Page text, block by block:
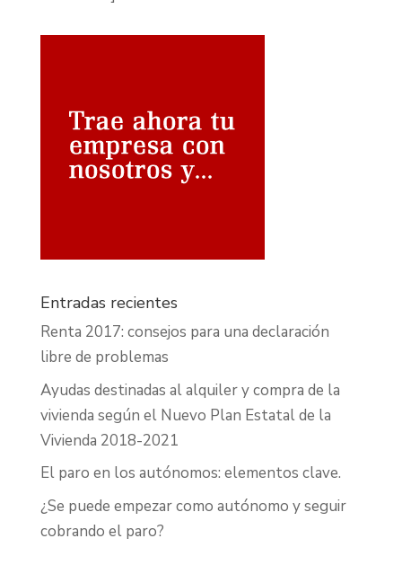
Entradas recientes
Renta 2017: consejos para una declaración
libre de problemas
Ayudas destinadas al alquiler y compra de la
vivienda según el Nuevo Plan Estatal de la
Vivienda 2018-2021
El paro en los autónomos: elementos clave.
¿Se puede empezar como autónomo y seguir
cobrando el paro?